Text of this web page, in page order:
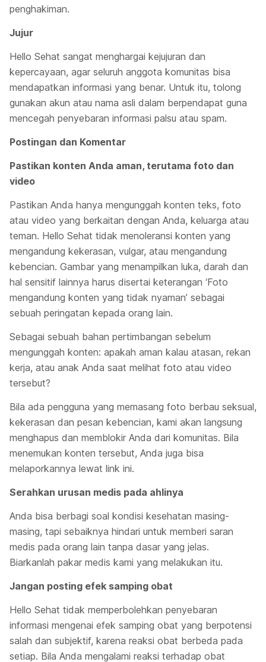
penghakiman.
Jujur
Hello Sehat sangat menghargai kejujuran dan
kepercayaan, agar seluruh anggota komunitas bisa
mendapatkan informasi yang benar. Untuk itu, tolong
gunakan akun atau nama asli dalam berpendapat guna
mencegah penyebaran informasi palsu atau spam.
Postingan dan Komentar
Pastikan konten Anda aman, terutama foto dan
video
Pastikan Anda hanya mengunggah konten teks, foto
atau video yang berkaitan dengan Anda, keluarga atau
teman. Hello Sehat tidak menoleransi konten yang
mengandung kekerasan, vulgar, atau mengandung
kebencian. Gambar yang menampilkan luka, darah dan
hal sensitif lainnya harus disertai keterangan ‘Foto
mengandung konten yang tidak nyaman’ sebagai
sebuah peringatan kepada orang lain.
Sebagai sebuah bahan pertimbangan sebelum
mengunggah konten: apakah aman kalau atasan, rekan
kerja, atau anak Anda saat melihat foto atau video
tersebut?
Bila ada pengguna yang memasang foto berbau seksual,
kekerasan dan pesan kebencian, kami akan langsung
menghapus dan memblokir Anda dari komunitas. Bila
menemukan konten tersebut, Anda juga bisa
melaporkannya lewat link ini.
Serahkan urusan medis pada ahlinya
Anda bisa berbagi soal kondisi kesehatan masing-
masing, tapi sebaiknya hindari untuk memberi saran
medis pada orang lain tanpa dasar yang jelas.
Biarkanlah pakar medis kami yang melakukan itu.
Jangan posting efek samping obat
Hello Sehat tidak memperbolehkan penyebaran
informasi mengenai efek samping obat yang berpotensi
salah dan subjektif, karena reaksi obat berbeda pada
setiap. Bila Anda mengalami reaksi terhadap obat